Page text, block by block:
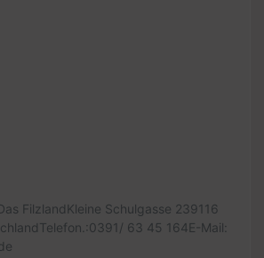
FilzlandKleine Schulgasse 239116
63 45 164E-Mail: